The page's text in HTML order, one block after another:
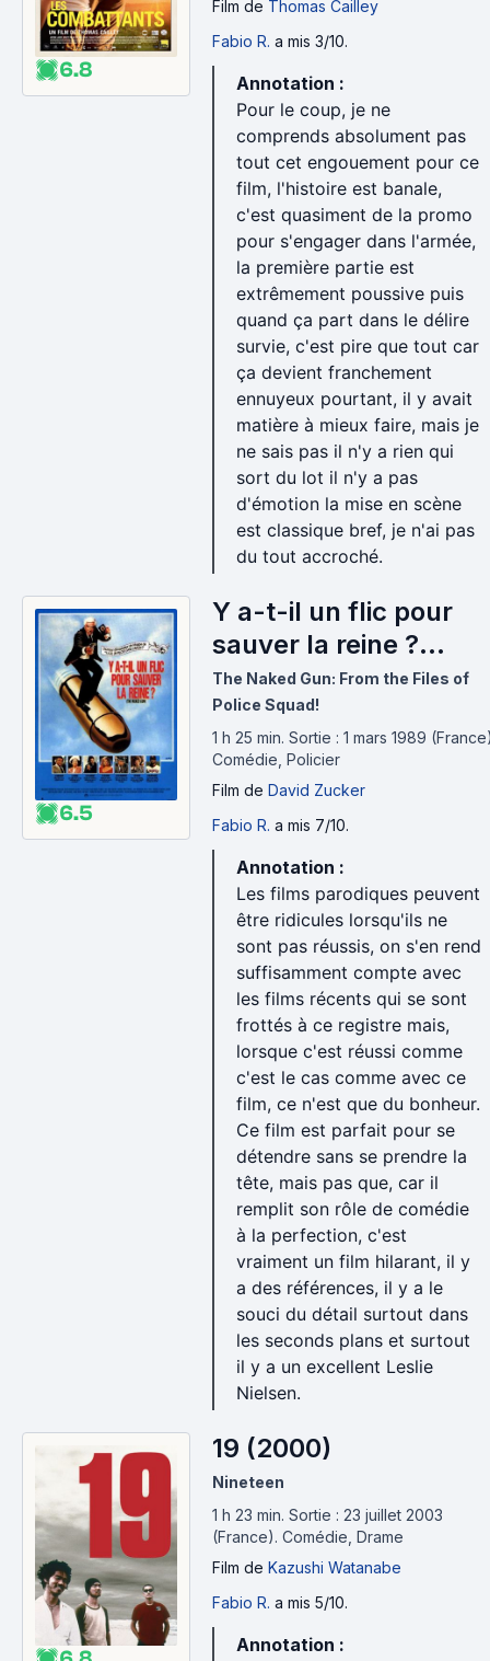
6.8
Film de Thomas Cailley
Fabio R. a mis 3/10.
Annotation :
Pour le coup, je ne
comprends absolument pas
tout cet engouement pour ce
film, l'histoire est banale,
c'est quasiment de la promo
pour s'engager dans l'armée,
la première partie est
extrêmement poussive puis
quand ça part dans le délire
survie, c'est pire que tout car
ça devient franchement
ennuyeux pourtant, il y avait
matière à mieux faire, mais je
ne sais pas il n'y a rien qui
sort du lot il n'y a pas
d'émotion la mise en scène
est classique bref, je n'ai pas
du tout accroché.
6.5
Y a-t-il un flic pour
sauver la reine ?
(1988)
The Naked Gun: From the Files of
Police Squad!
1 h 25 min. Sortie : 1 mars 1989
Comédie, Policier
Film de David Zucker
Fabio R. a mis 7/10.
Annotation :
Les films parodiques peuvent
être ridicules lorsqu'ils ne
sont pas réussis, on s'en rend
suffisamment compte avec
les films récents qui se sont
frottés à ce registre mais,
lorsque c'est réussi comme
c'est le cas comme avec ce
film, ce n'est que du bonheur.
Ce film est parfait pour se
détendre sans se prendre la
tête, mais pas que, car il
remplit son rôle de comédie
à la perfection, c'est
vraiment un film hilarant, il y
a des références, il y a le
souci du détail surtout dans
les seconds plans et surtout
il y a un excellent Leslie
Nielsen.
19 (2000)
Nineteen
1 h 23 min. Sortie : 23 juillet 2003
(France). Comédie, Drame
Film de Kazushi Watanabe
Fabio R. a mis 5/10.
Annotation :